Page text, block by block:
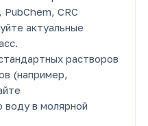
CRC
актуальные
растворов
(например,
воду в молярной